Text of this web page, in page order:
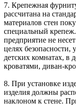
7. Крепежная
рассчитана на
материалов стен
специальный крепеж.
предприятие не
целях безопасности,
детских комнатах, в
кроватями, диван-
8. При установке
изделия должны
наклоном к стене.